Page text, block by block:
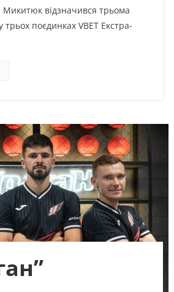
Микитюк відзначився трьома
поєдинках VBET Екстра-